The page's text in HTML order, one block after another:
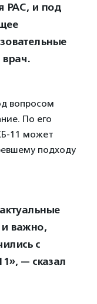
РАС, и под
врач.
вопросом
По его
11 может
подходу
и важно,
с
— сказал